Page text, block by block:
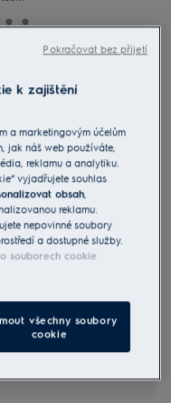
uloženým v těle přístroje.
na všech typech podlah.
a ergonomickým
příslušenství v těle
upozornění podle
k zajištění
a marketingovým účelům
jak náš web používáte,
reklamu a analytiku.
vyjadřujete souhlas
obsah,
reklamu.
nepovinné soubory
a dostupné služby.
souborech cookie
všechny soubory
cookie
Pokračovat bez přijetí